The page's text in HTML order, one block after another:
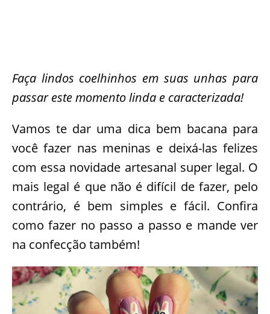
Faça lindos coelhinhos em suas unhas para
passar este momento linda e caracterizada!
Vamos te dar uma dica bem bacana para
você fazer nas meninas e deixá-las felizes
com essa novidade artesanal super legal. O
mais legal é que não é difícil de fazer, pelo
contrário, é bem simples e fácil. Confira
como fazer no passo a passo e mande ver
na confecção também!